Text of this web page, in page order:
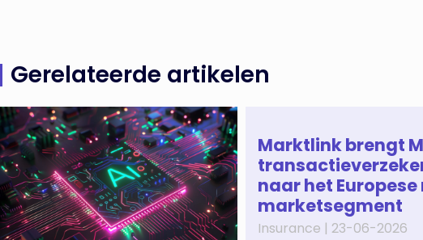
Gerelateerde artikelen
Marktlink brengt
naar het
marketsegment
Insurance | 23-06-2026